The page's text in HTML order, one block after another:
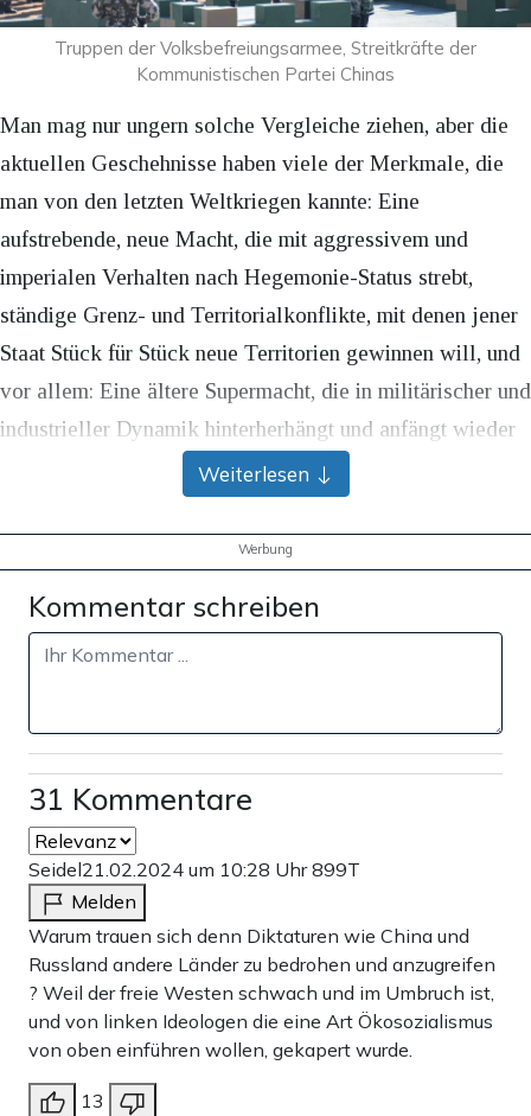
Truppen der Volksbefreiungsarmee, Streitkräfte der
Kommunistischen Partei Chinas
Man mag nur ungern solche Vergleiche ziehen, aber die
aktuellen Geschehnisse haben viele der Merkmale, die
man von den letzten Weltkriegen kannte: Eine
aufstrebende, neue Macht, die mit aggressivem und
imperialen Verhalten nach Hegemonie-Status strebt,
ständige Grenz- und Territorialkonflikte, mit denen jener
Staat Stück für Stück neue Territorien gewinnen will, und
vor allem: Eine ältere Supermacht, die in militärischer und
industrieller Dynamik hinterherhängt und anfängt wieder
aufzurüsten, um der neuen Bedrohung zu begegnen.
Werbung
Gerade letzteres sorgt für eine gefährliche Situation.
Denn, wenn Militärplaner für die 2030er und 2040er
Jahre eine drastische Aufstockung der US-Kapazitäten im
Pazifik vorsehen, dann drängt das China auch zu einer
Beschleunigung einer möglichen Offensive. Ein gutes
Beispiel dafür sind etwa die U-Boote für den US-
Weiterlesen
Werbung
Kommentar schreiben
31 Kommentare
Seidel21.02.2024 um 10:28 Uhr899T
Melden
Warum trauen sich denn Diktaturen wie China und
Russland andere Länder zu bedrohen und anzugreifen
? Weil der freie Westen schwach und im Umbruch ist,
und von linken Ideologen die eine Art Ökosozialismus
von oben einführen wollen, gekapert wurde.
13